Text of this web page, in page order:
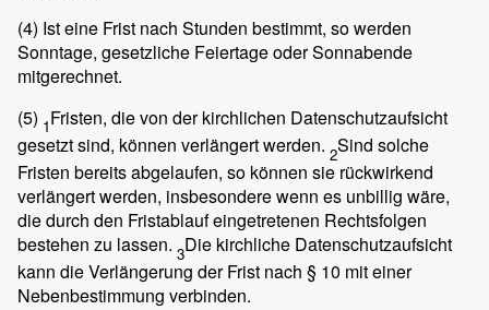
(4) Ist eine Frist nach Stunden bestimmt, so werden
Sonntage, gesetzliche Feiertage oder Sonnabende
mitgerechnet.
(5) 1Fristen, die von der kirchlichen Datenschutzaufsicht
gesetzt sind, können verlängert werden. 2Sind solche
Fristen bereits abgelaufen, so können sie rückwirkend
verlängert werden, insbesondere wenn es unbillig wäre,
die durch den Fristablauf eingetretenen Rechtsfolgen
bestehen zu lassen. 3Die kirchliche Datenschutzaufsicht
kann die Verlängerung der Frist nach § 10 mit einer
Nebenbestimmung verbinden.